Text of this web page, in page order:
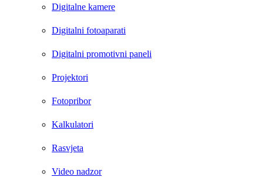
Digitalne kamere
Digitalni fotoaparati
Digitalni promotivni paneli
Projektori
Fotopribor
Kalkulatori
Rasvjeta
Video nadzor